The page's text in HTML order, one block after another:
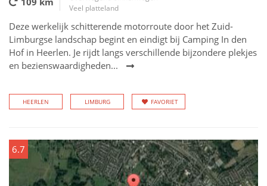
Veel platteland
Deze werkelijk schitterende motorroute door het Zuid-
Limburgse landschap begint en eindigt bij Camping In den
Hof in Heerlen. Je rijdt langs verschillende bijzondere plekjes
en bezienswaardigheden...
HEERLEN LIMBURG FAVORIET
6.7